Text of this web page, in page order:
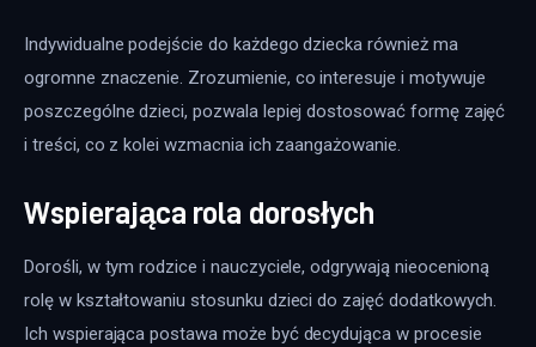
Indywidualne podejście do każdego dziecka również ma
ogromne znaczenie. Zrozumienie, co interesuje i motywuje
poszczególne dzieci, pozwala lepiej dostosować formę zajęć
i treści, co z kolei wzmacnia ich zaangażowanie.
Wspierająca rola dorosłych
Dorośli, w tym rodzice i nauczyciele, odgrywają nieocenioną
rolę w kształtowaniu stosunku dzieci do zajęć dodatkowych.
Ich wspierająca postawa może być decydująca w procesie